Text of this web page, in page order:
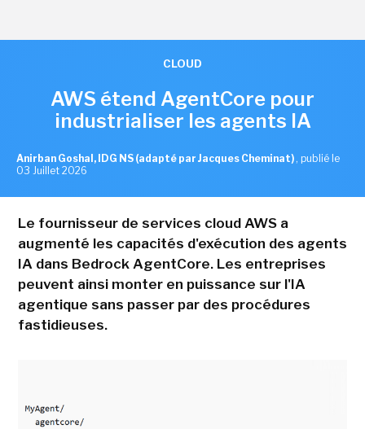
CLOUD
AWS étend AgentCore pour
industrialiser les agents IA
Anirban Goshal, IDG NS (adapté par Jacques Cheminat) , publié le
03 Juillet 2026
Le fournisseur de services cloud AWS a
augmenté les capacités d'exécution des agents
IA dans Bedrock AgentCore. Les entreprises
peuvent ainsi monter en puissance sur l'IA
agentique sans passer par des procédures
fastidieuses.